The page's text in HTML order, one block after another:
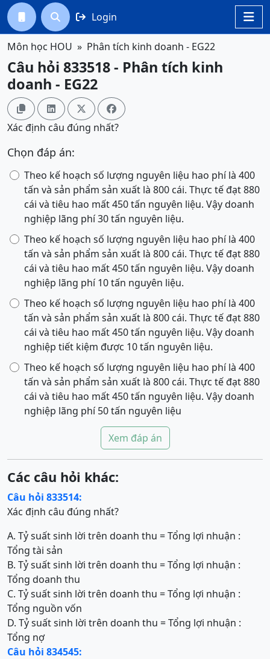

  Login
Môn học HOU Phân tích kinh doanh - EG22
Câu hỏi 833518 - Phân tích kinh
doanh - EG22
   
Xác định câu đúng nhất?
Chọn đáp án:
Theo kế hoạch số lượng nguyên liệu hao phí là 400
tấn và sản phẩm sản xuất là 800 cái. Thực tế đạt 880
cái và tiêu hao mất 450 tấn nguyên liệu. Vậy doanh
nghiệp lãng phí 30 tấn nguyên liệu.
Theo kế hoạch số lượng nguyên liệu hao phí là 400
tấn và sản phẩm sản xuất là 800 cái. Thực tế đạt 880
cái và tiêu hao mất 450 tấn nguyên liệu. Vậy doanh
nghiệp lãng phí 10 tấn nguyên liệu.
Theo kế hoạch số lượng nguyên liệu hao phí là 400
tấn và sản phẩm sản xuất là 800 cái. Thực tế đạt 880
cái và tiêu hao mất 450 tấn nguyên liệu. Vậy doanh
nghiệp tiết kiệm được 10 tấn nguyên liệu.
Theo kế hoạch số lượng nguyên liệu hao phí là 400
tấn và sản phẩm sản xuất là 800 cái. Thực tế đạt 880
cái và tiêu hao mất 450 tấn nguyên liệu. Vậy doanh
nghiệp lãng phí 50 tấn nguyên liệu
Xem đáp án
Các câu hỏi khác:
Câu hỏi 833514:
Xác định câu đúng nhất?
A. Tỷ suất sinh lời trên doanh thu = Tổng lợi nhuận :
Tổng tài sản
B. Tỷ suất sinh lời trên doanh thu = Tổng lợi nhuận :
Tổng doanh thu
C. Tỷ suất sinh lời trên doanh thu = Tổng lợi nhuận :
Tổng nguồn vốn
D. Tỷ suất sinh lời trên doanh thu = Tổng lợi nhuận :
Tổng nợ
Câu hỏi 834545: